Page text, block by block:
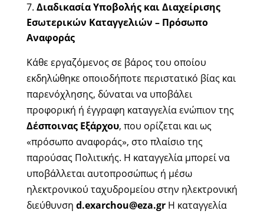
Διαδικασία Υποβολής και Διαχείρισης
Εσωτερικών Καταγγελιών – Πρόσωπο
Αναφοράς
Κάθε εργαζόμενος σε βάρος του οποίου
εκδηλώθηκε οποιοδήποτε περιστατικό βίας και
παρενόχλησης, δύναται να υποβάλει
προφορική ή έγγραφη καταγγελία ενώπιον της
Δέσποινας Εξάρχου, που ορίζεται και ως
«πρόσωπο αναφοράς», στο πλαίσιο της
παρούσας Πολιτικής. Η καταγγελία μπορεί να
υποβάλλεται αυτοπροσώπως ή μέσω
ηλεκτρονικού ταχυδρομείου στην ηλεκτρονική
διεύθυνση d.exarchou@eza.grΗ καταγγελία